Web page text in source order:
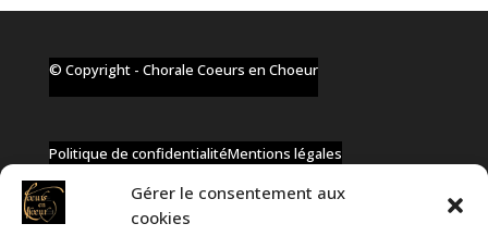
Gérer le consentement aux
cookies
© Copyright - Chorale Coeurs en Choeur
Politique de confidentialitéMentions légales